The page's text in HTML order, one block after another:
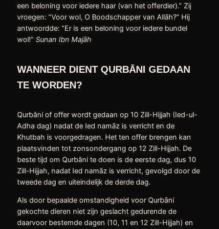
een beloning voor iedere haar (van het offerdier).” Zij
vroegen: “Voor wol, O Boodschapper van Allāh?” Hij
antwoordde: “Er is een beloning voor iedere bundel
wol!” Sunan Ibn Majāh
WANNEER DIENT QURBĀNI GEDAAN
TE WORDEN?
Qurbāni of offer wordt gedaan op 10 Zill-Hijjah (Ied-ul-
Adha dag) nadat de Ied namāz is verricht en de
Khutbah is voorgedragen. Het ten offer brengen kan
plaatsvinden tot zonsondergang op 12 Zill-Hijjah. De
beste tijd om Qurbāni te doen is de eerste dag, dus 10
Zill-Hijjah, nadat Ied namāz is verricht, gevolgd door de
tweede dag en uiteindelijk de derde dag.
Als door bepaalde omstandigheid voor Qurbāni
gekochte dieren niet zijn geslacht gedurende de
daarvoor bestemde dagen (10, 11 en 12 Zill-Hijjah) en